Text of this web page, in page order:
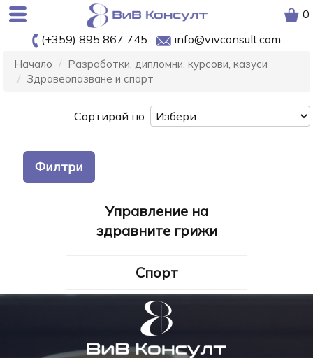
0
(+359) 895 867 745
info@vivconsult.com
Начало
Разработки, дипломни, курсови, казуси
Здравеопазване и спорт
Сортирай по:
Филтри
Управление на
здравните грижи
Спорт